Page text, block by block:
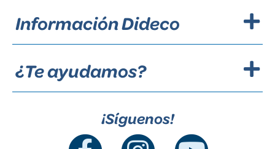
Información Dideco
¿Te ayudamos?
¡Síguenos!